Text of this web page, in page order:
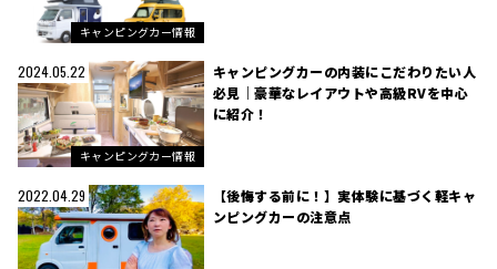
キャンピングカー情報
2024.05.22
キャンピングカー情報
キャンピングカーの内装にこだわりたい人
必見｜豪華なレイアウトや高級RVを中心
に紹介！
2022.04.29
【後悔する前に！】実体験に基づく軽キャ
ンピングカーの注意点